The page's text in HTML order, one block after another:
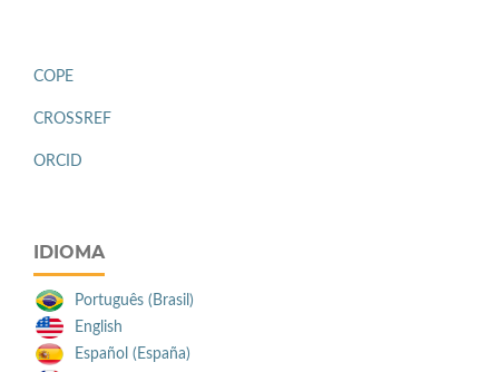
COPE
CROSSREF
ORCID
IDIOMA
Português (Brasil)
English
Español (España)